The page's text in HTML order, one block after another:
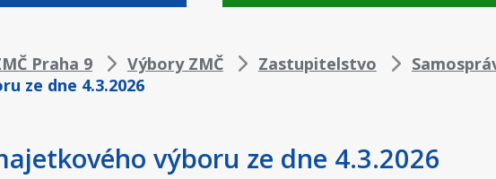
Praha 9 Výbory ZMČ Zastupitelstvo
ze dne 4.3.2026
výboru ze dne 4.3.2026